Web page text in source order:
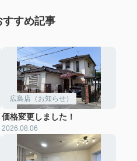
すすめ記事
広島店（お知らせ）
価格変更しました！
2026.08.06